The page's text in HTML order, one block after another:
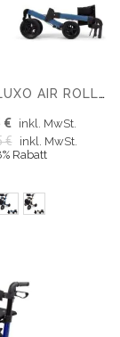
PARVUM LUXO AIR ROLLATOR – LUFTREIFEN & ZWEIFACH ZUSAMMENKLAPPBAR (6,9 KG)
€ inkl. MwSt.
€
inkl. MwSt.
Rabatt